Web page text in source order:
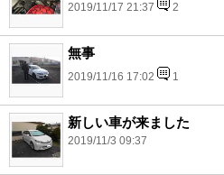
2019/11/17 21:37 2
無事
2019/11/16 17:02 1
新しい車が来ました
2019/11/3 09:37